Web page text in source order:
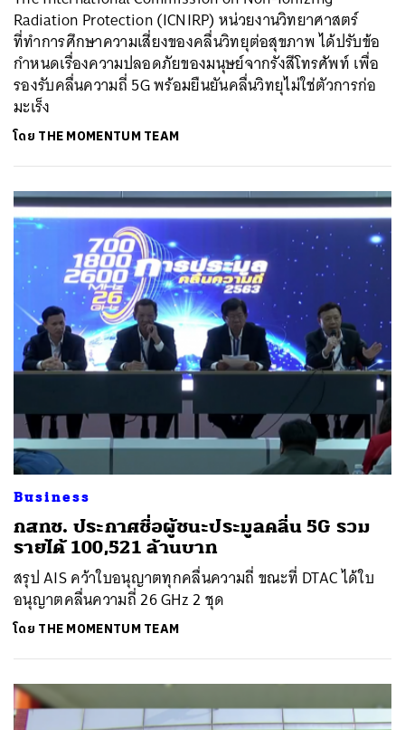
Radiation Protection (ICNIRP) หน่วยงานวิทยาศาสตร์
ที่ทำการศึกษาความเสี่ยงของคลื่นวิทยุต่อสุขภาพ ได้ปรับข้อ
กำหนดเรื่องความปลอดภัยของมนุษย์จากรังสีโทรศัพท์ เพื่อ
รองรับคลื่นความถี่ 5G พร้อมยืนยันคลื่นวิทยุไม่ใช่ตัวการก่อ
มะเร็ง
โดย THE MOMENTUM TEAM
Business
กสทช. ประกาศชื่อผู้ชนะประมูลคลื่น 5G รวม
รายได้ 100,521 ล้านบาท
สรุป AIS คว้าใบอนุญาตทุกคลื่นความถี่ ขณะที่ DTAC ได้ใบ
อนุญาตคลื่นความถี่ 26 GHz 2 ชุด
โดย THE MOMENTUM TEAM